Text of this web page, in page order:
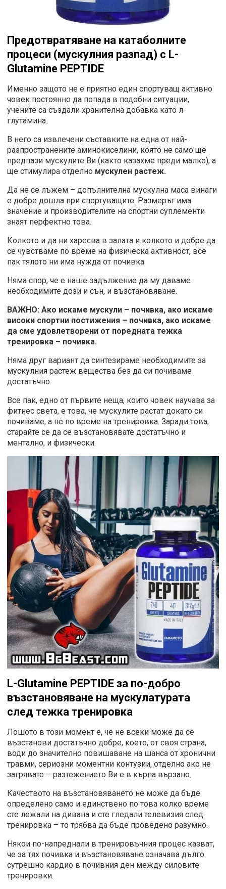
Предотвратяване на катаболните
процеси (мускулния разпад) с L-
Glutamine PEPTIDE
Именно защото не е приятно един спортуващ активно
човек постоянно да попада в подобни ситуации,
учените са създали хранителна добавка като л-
глутамина.
В него са извлечени съставките на една от най-
разпространените аминокиселини, която не само ще
предпази мускулите Ви (както казахме преди малко), а
ще стимулира отделно мускулен растеж.
Да не се лъжем – допълнителна мускулна маса винаги
е добре дошла при спортуващите. Размерът има
значение и производителите на спортни суплементи
знаят перфектно това.
Колкото и да ни харесва в залата и колкото и добре да
се чувстваме по време на физическа активност, все
пак тялото ни има нужда от почивка.
Няма спор, че е наше задължение да му даваме
необходимите дози и сън, и възстановяване.
ВАЖНО: Ако искаме мускули – почивка, ако искаме
високи спортни постижения – почивка, ако искаме
да сме удовлетворени от поредната тежка
тренировка – почивка.
Няма друг вариант да синтезираме необходимите за
мускулния растеж вещества без да си почиваме
достатъчно.
Все пак, едно от първите неща, които човек научава за
фитнес света, е това, че мускулите растат докато си
почиваме, а не по време на тренировка. Заради това,
старайте се да се възстановявате достатъчно и
ментално, и физически.
L-Glutamine PEPTIDEза по-добро
възстановяване на мускулатурата
след тежка тренировка
Лошото в този момент е, че не всеки може да се
възстанови достатъчно добре, което, от своя страна,
води до значително повишаване на шанса от хронични
травми, сериозни моментни контузии, отделно ако не
загрявате – разтежението Ви е в кърпа вързано.
Качеството на възстановяването не може да бъде
определено само и единствено по това колко време
сте лежали на дивана и сте гледали телевизия след
тренировка – то трябва да бъде проведено разумно.
Някои по-напреднали в тренировъчния процес казват,
че за тях почивка и възстановяване означава дълго
сутрешно кардио в почивния ден между силовите
тренировки.